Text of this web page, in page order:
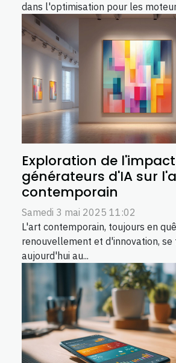
dans l'optimisation pour les
Exploration de
générateurs d'IA sur
contemporain
Samedi 3 mai 2025 11:02
L'art contemporain, toujours en
renouvellement et d'innovation, se
aujourd'hui au...